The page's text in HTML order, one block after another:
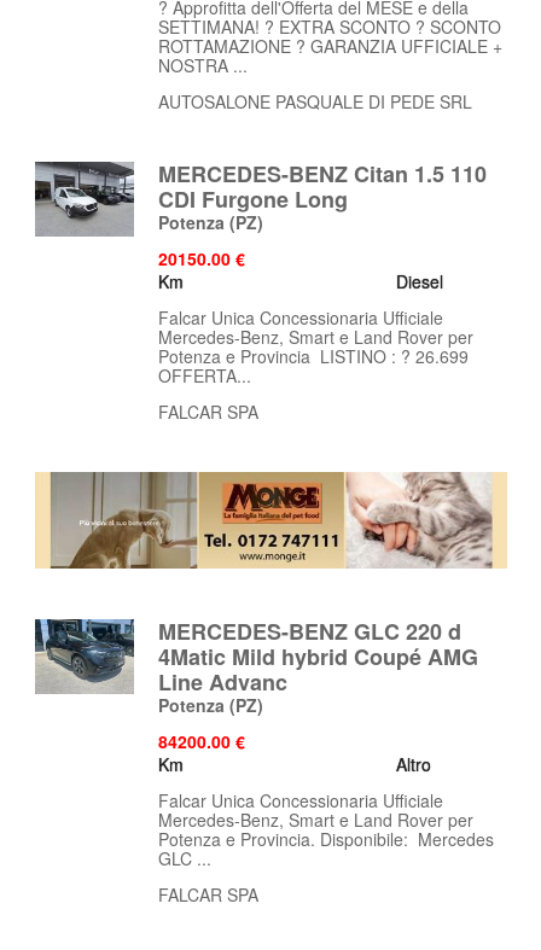
? Approfitta dell'Offerta del MESE e della
SETTIMANA! ? EXTRA SCONTO ? SCONTO
ROTTAMAZIONE ? GARANZIA UFFICIALE +
NOSTRA ...
AUTOSALONE PASQUALE DI PEDE SRL
MERCEDES-BENZ Citan 1.5 110
CDI Furgone Long
Potenza (PZ)
20150.00 €
Km
Diesel
Falcar Unica Concessionaria Ufficiale
Mercedes-Benz, Smart e Land Rover per
Potenza e Provincia LISTINO : ? 26.699
OFFERTA...
FALCAR SPA
MERCEDES-BENZ GLC 220 d
4Matic Mild hybrid Coupé AMG
Line Advanc
Potenza (PZ)
84200.00 €
Km
Altro
Falcar Unica Concessionaria Ufficiale
Mercedes-Benz, Smart e Land Rover per
Potenza e Provincia. Disponibile: Mercedes
GLC ...
FALCAR SPA